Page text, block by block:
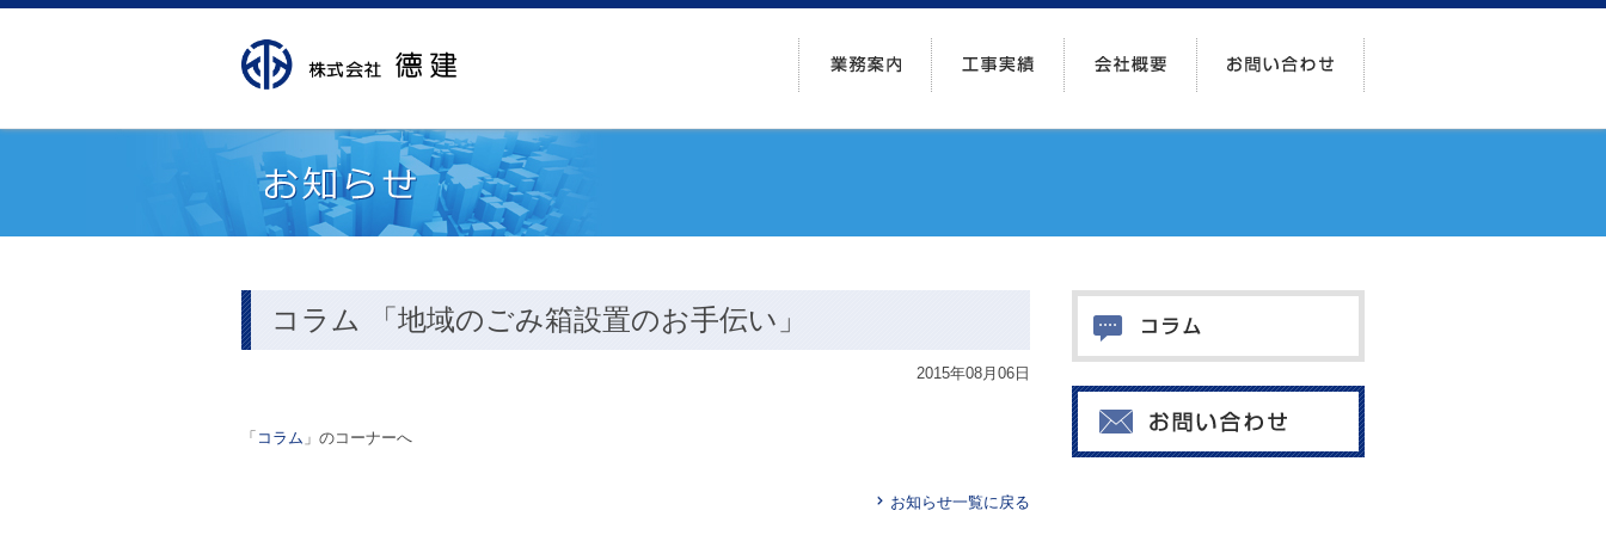
コラム 「地域のごみ箱設置のお手伝い」
2015年08月06日
「 コラム 」のコーナーへ
お知らせ一覧に戻る